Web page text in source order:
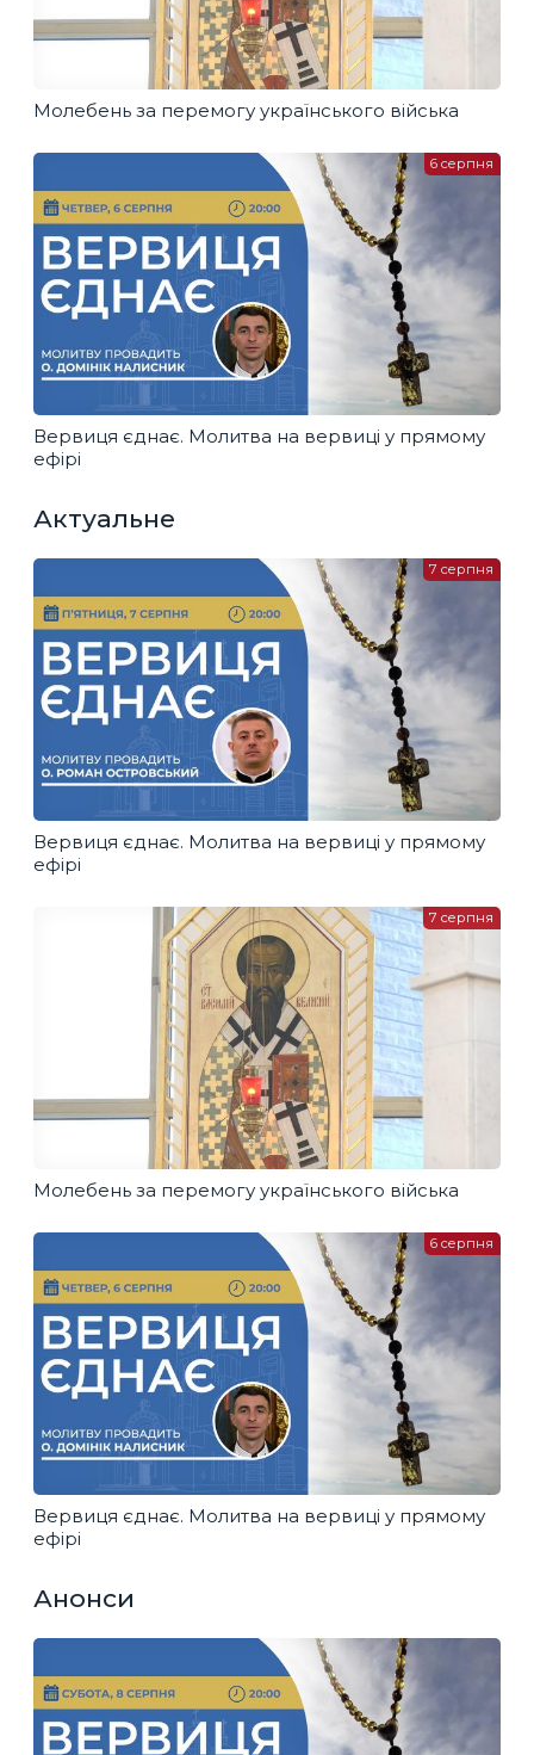
Молебень за перемогу українського війська
Вервиця єднає. Молитва на вервиці у прямому
ефірі
6 серпня
Актуальне
Вервиця єднає. Молитва на вервиці у прямому
ефірі
7 серпня
Молебень за перемогу українського війська
7 серпня
Вервиця єднає. Молитва на вервиці у прямому
ефірі
6 серпня
Анонси